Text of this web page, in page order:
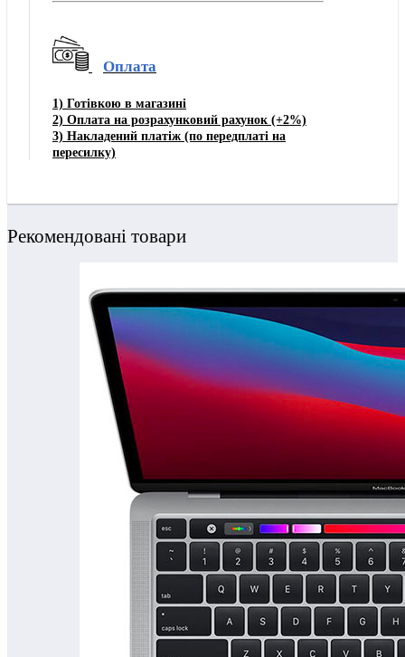
Оплата
1) Готівкою в магазині
2) Оплата на розрахунковий рахунок (+2%)
3) Накладений платіж (по передплаті на
пересилку)
Рекомендовані товари